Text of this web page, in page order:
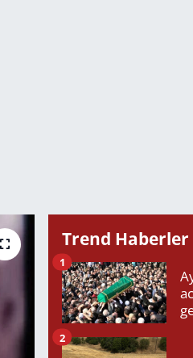
Trend Haberler
1
2